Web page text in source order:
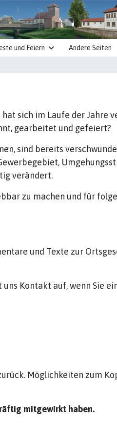
und Feiern Andere Seiten
sich im Laufe der Jahre
gearbeitet und gefeiert?
sind bereits
verändert.
zu machen und für
und Texte zur
Kontakt auf, wenn Sie
Möglichkeiten zum
mitgewirkt haben.